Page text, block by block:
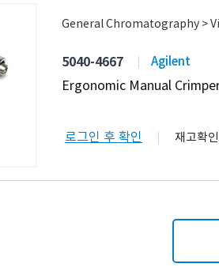
General Chromatography >
5040-4667 Agilent
Ergonomic Manual
로그인 후 확인 재고확인